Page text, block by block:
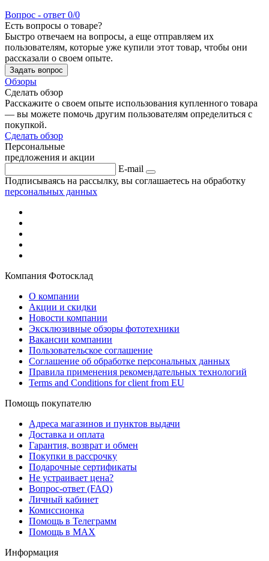
Вопрос - ответ 0/0
Есть вопросы о товаре?
Быстро отвечаем на вопросы, а еще отправляем их
пользователям, которые уже купили этот товар, чтобы они
рассказали о своем опыте.
Задать вопрос
Обзоры
Сделать обзор
Расскажите о своем опыте использования купленного товара
— вы можете помочь другим пользователям определиться с
покупкой.
Сделать обзор
Персональные
предложения и акции
E-mail
Подписываясь на рассылку, вы соглашаетесь на обработку
персональных данных
Компания Фотосклад
О компании
Акции и скидки
Новости компании
Эксклюзивные обзоры фототехники
Вакансии компании
Пользовательское соглашение
Соглашение об обработке персональных данных
Правила применения рекомендательных технологий
Terms and Conditions for client from EU
Помощь покупателю
Адреса магазинов и пунктов выдачи
Доставка и оплата
Гарантия, возврат и обмен
Покупки в рассрочку
Подарочные сертификаты
Не устраивает цена?
Вопрос-ответ (FAQ)
Личный кабинет
Комиссионка
Помощь в Телеграмм
Помощь в MAX
Информация